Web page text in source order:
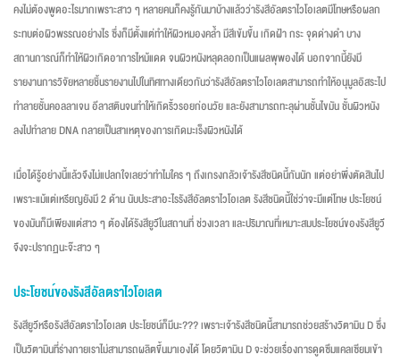
คงไม่ต้องพูดอะไรมากเพราะสาว ๆ หลายคนก็คงรู้กันมาบ้างแล้วว่ารังสีอัลตราไวโอเลตมีโทษหรือผลก
ระทบต่อผิวพรรณอย่างไร ซึ่งก็มีตั้งแต่ทำให้ผิวหมองคล้ำ มีสีเข้มขึ้น เกิดฝ้า กระ จุดด่างดำ บาง
สถานการณ์ก็ทำให้ผิวเกิดอาการไหม้แดด จนผิวหนังหลุดลอกเป็นแผลพุพองได้ นอกจากนี้ยังมี
รายงานการวิจัยหลายชิ้นรายงานไปในทิศทางเดียวกันว่ารังสีอัลตราไวโอเลตสามารถทำให้อนุมูลอิสระไป
ทำลายชั้นคอลลาเจน อีลาสตินจนทำให้เกิดริ้วรอยก่อนวัย และยังสามารถทะลุผ่านชั้นไขมัน ชั้นผิวหนัง
ลงไปทำลาย DNA กลายเป็นสาเหตุของการเกิดมะเร็งผิวหนังได้
เมื่อได้รู้อย่างนี้แล้วจึงไม่แปลกใจเลยว่าทำไมใคร ๆ ถึงเกรงกลัวเจ้ารังสีชนิดนี้กันนัก แต่อย่าพึ่งตัดสินไป
เพราะแม้แต่เหรียญยังมี 2 ด้าน นับประสาอะไรรังสีอัลตราไวโอเลต รังสีชนิดนี้ใช่ว่าจะมีแต่โทษ ประโยชน์
ของมันก็มีเพียงแต่สาว ๆ ต้องได้รังสียูวีในสถานที่ ช่วงเวลา และปริมาณที่เหมาะสมประโยชน์ของรังสียูวี
จึงจะปรากฏนะจ๊ะสาว ๆ
ประโยชน์ของรังสีอัลตราไวโอเลต
รังสียูวีหรือรังสีอัลตราไวโอเลต ประโยชน์ก็มีนะ??? เพราะเจ้ารังสีชนิดนี้สามารถช่วยสร้างวิตามิน D ซึ่ง
เป็นวิตามินที่ร่างกายเราไม่สามารถผลิตขึ้นมาเองได้ โดยวิตามิน D จะช่วยเรื่องการดูดซึมแคลเซียมเข้า